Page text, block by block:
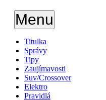
Menu
Titulka
Správy
Tipy
Zaujímavosti
Suv/Crossover
Elektro
Pravidlá